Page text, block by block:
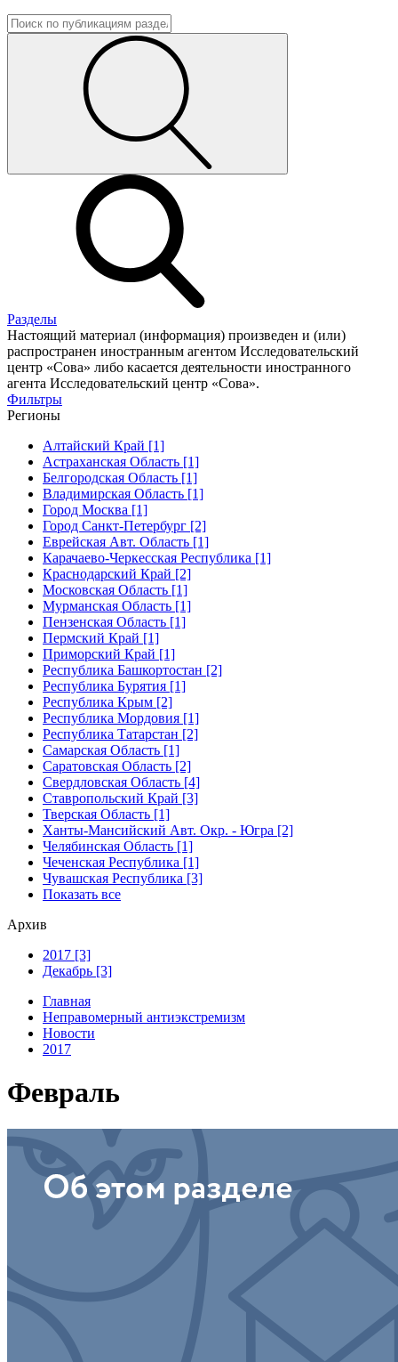
Разделы
Настоящий материал (информация) произведен и (или)
распространен иностранным агентом Исследовательский
центр «Сова» либо касается деятельности иностранного
агента Исследовательский центр «Сова».
Фильтры
Регионы
Алтайский Край [1]
Астраханская Область [1]
Белгородская Область [1]
Владимирская Область [1]
Город Москва [1]
Город Санкт-Петербург [2]
Еврейская Авт. Область [1]
Карачаево-Черкесская Республика [1]
Краснодарский Край [2]
Московская Область [1]
Мурманская Область [1]
Пензенская Область [1]
Пермский Край [1]
Приморский Край [1]
Республика Башкортостан [2]
Республика Бурятия [1]
Республика Крым [2]
Республика Мордовия [1]
Республика Татарстан [2]
Самарская Область [1]
Саратовская Область [2]
Свердловская Область [4]
Ставропольский Край [3]
Тверская Область [1]
Ханты-Мансийский Авт. Окр. - Югра [2]
Челябинская Область [1]
Чеченская Республика [1]
Чувашская Республика [3]
Показать все
Архив
2017 [3]
Декабрь [3]
Главная
Неправомерный антиэкстремизм
Новости
2017
Февраль